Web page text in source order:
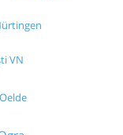
VN
Oelde